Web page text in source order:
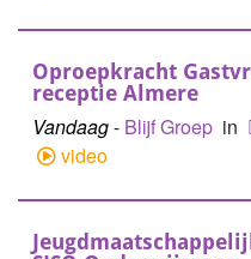
Oproepkracht
receptie Almere
Vandaag- Blijf Groep in
video